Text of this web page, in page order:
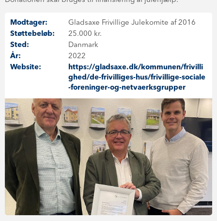
Modtager:
Gladsaxe Frivillige Julekomite af 2016
Støttebeløb:
25.000 kr.
Sted:
Danmark
År:
2022
Website:
https://gladsaxe.dk/kommunen/frivilli
ghed/de-frivilliges-hus/frivillige-sociale
-foreninger-og-netvaerksgrupper